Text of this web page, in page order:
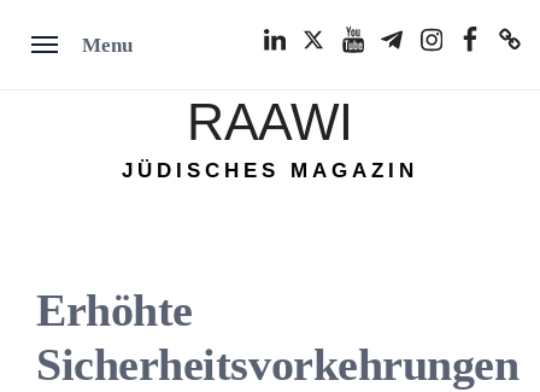
Menu
RAAWI
JÜDISCHES MAGAZIN
Erhöhte
Sicherheitsvorkehrungen